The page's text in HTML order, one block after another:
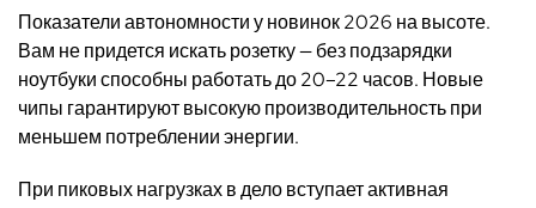
Показатели автономности у новинок 2026 на высоте.
Вам не придется искать розетку — без подзарядки
ноутбуки способны работать до 20–22 часов. Новые
чипы гарантируют высокую производительность при
меньшем потреблении энергии.
При пиковых нагрузках в дело вступает активная